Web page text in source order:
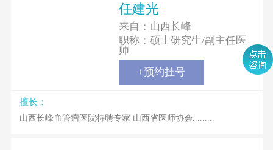
任建光
来自： 山西长峰
职称： 硕士研究生/副主任医
师
+预约挂号
擅长：
山西长峰血管瘤医院特聘专家 山西省医师协会.........